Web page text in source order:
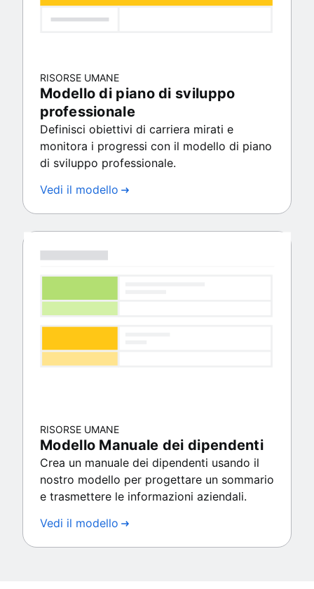
RISORSE UMANE
Modello di piano di sviluppo
professionale
Definisci obiettivi di carriera mirati e
monitora i progressi con il modello di piano
di sviluppo professionale.
Vedi il modello
RISORSE UMANE
Modello Manuale dei dipendenti
Crea un manuale dei dipendenti usando il
nostro modello per progettare un sommario
e trasmettere le informazioni aziendali.
Vedi il modello